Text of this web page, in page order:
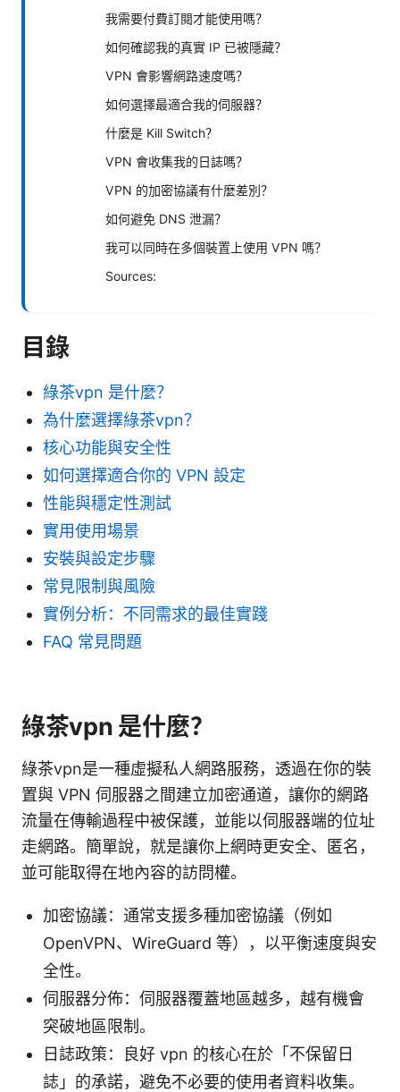
我需要付費訂閱才能使用嗎？
如何確認我的真實 IP 已被隱藏？
VPN 會影響網路速度嗎？
如何選擇最適合我的伺服器？
什麼是 Kill Switch？
VPN 會收集我的日誌嗎？
VPN 的加密協議有什麼差別？
如何避免 DNS 泄漏？
我可以同時在多個裝置上使用 VPN 嗎？
Sources:
目錄
綠茶vpn 是什麼？
為什麼選擇綠茶vpn？
核心功能與安全性
如何選擇適合你的 VPN 設定
性能與穩定性測試
實用使用場景
安裝與設定步驟
常見限制與風險
實例分析：不同需求的最佳實踐
FAQ 常見問題
綠茶vpn 是什麼？
綠茶vpn是一種虛擬私人網路服務，透過在你的裝
置與 VPN 伺服器之間建立加密通道，讓你的網路
流量在傳輸過程中被保護，並能以伺服器端的位址
走網路。簡單說，就是讓你上網時更安全、匿名，
並可能取得在地內容的訪問權。
加密協議：通常支援多種加密協議（例如
OpenVPN、WireGuard 等），以平衡速度與安
全性。
伺服器分佈：伺服器覆蓋地區越多，越有機會
突破地區限制。
日誌政策：良好 vpn 的核心在於「不保留日
誌」的承諾，避免不必要的使用者資料收集。